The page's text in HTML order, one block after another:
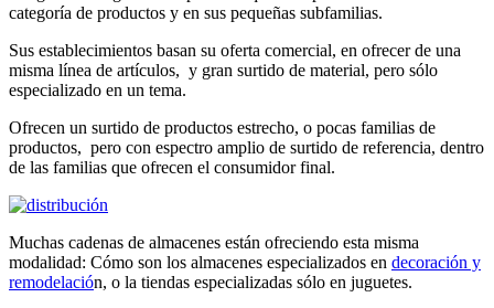
categoría de productos y en sus pequeñas subfamilias.
Sus establecimientos basan su oferta comercial, en ofrecer de una
misma línea de artículos, y gran surtido de material, pero sólo
especializado en un tema.
Ofrecen un surtido de productos estrecho, o pocas familias de
productos, pero con espectro amplio de surtido de referencia, dentro
de las familias que ofrecen el consumidor final.
Muchas cadenas de almacenes están ofreciendo esta misma
modalidad: Cómo son los almacenes especializados en decoración y
remodelación, o la tiendas especializadas sólo en juguetes.